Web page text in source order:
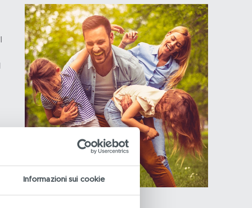
Informazioni sui cookie